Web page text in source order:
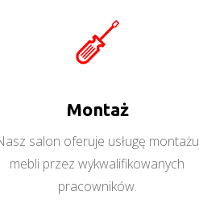
Montaż
salon oferuje usługę montażu
mebli przez wykwalifikowanych
pracowników.